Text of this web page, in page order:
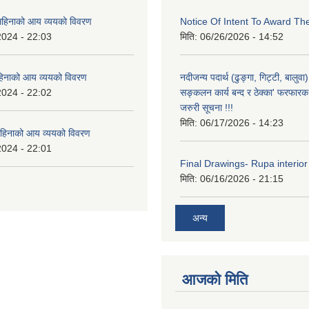
आय व्ययको विवरण
- 22:03
आय व्ययको विवरण
- 22:02
आय व्ययको विवरण
- 22:01
Notice Of Intent To Award
मिति: 06/26/2026 - 14:52
नदीजन्य पदार्थ (ढुङ्गा, गिट्टी,
सङ्कलन कार्य बन्द र ठेक्का' फरफारक
जरुरी सूचना !!!
मिति: 06/17/2026 - 14:23
Final Drawings- Rupa interior
मिति: 06/16/2026 - 21:15
अन्य
आजको मिति